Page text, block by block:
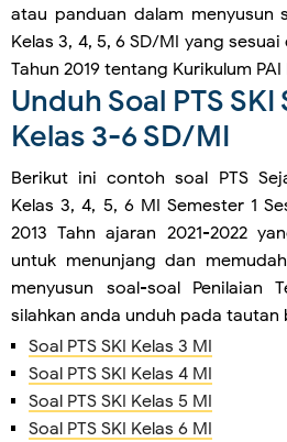
atau panduan dalam menyusun
Kelas 3, 4, 5, 6 SD/MI yang
Tahun 2019 tentang Kurikulum
Unduh Soal PTS
Kelas 3-6 SD/MI
Berikut ini contoh soal PTS
Kelas 3, 4, 5, 6 MI Semester 1
2013 Tahn ajaran 2021-2022
untuk menunjang dan
menyusun soal-soal Penilaian
silahkan anda unduh pada tautan
Soal PTS SKI Kelas 3 MI
Soal PTS SKI Kelas 4 MI
Soal PTS SKI Kelas 5 MI
Soal PTS SKI Kelas 6 MI